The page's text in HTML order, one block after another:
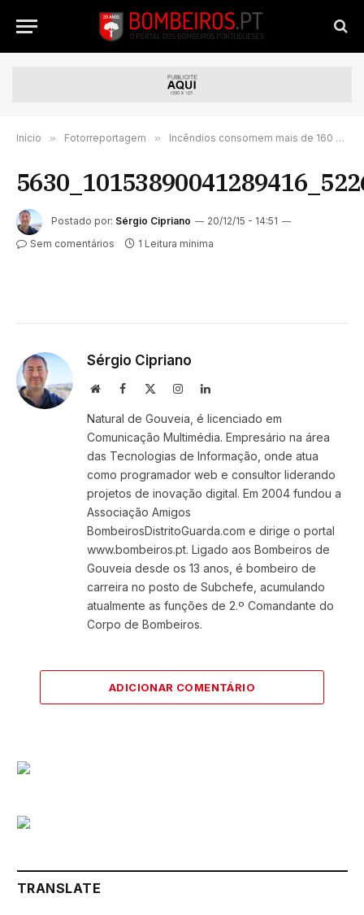
Início » Fotorreportagem » Incêndios consomem mais de 160 hectares na Austrália
Postado por: Sérgio Cipriano
20/12/15 - 14:51
Sem comentários
1 Leitura mínima
Sérgio Cipriano
WebsiteFacebook InstagramLinkedIn
Natural de Gouveia, é licenciado em
Comunicação Multimédia. Empresário na área
das Tecnologias de Informação, onde atua
como programador web e consultor liderando
projetos de inovação digital. Em 2004 fundou a
Associação Amigos
BombeirosDistritoGuarda.com e dirige o portal
www.bombeiros.pt. Ligado aos Bombeiros de
Gouveia desde os 13 anos, é bombeiro de
carreira no posto de Subchefe, acumulando
atualmente as funções de 2.º Comandante do
Corpo de Bombeiros.
ADICIONAR COMENTÁRIO
TRANSLATE